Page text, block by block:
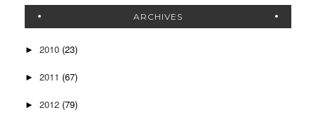
ARCHIVES
► 2010 (23)
► 2011 (67)
► 2012 (79)